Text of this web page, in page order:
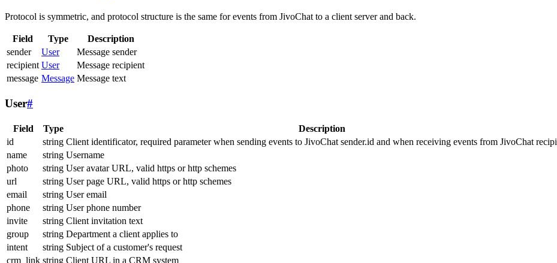
Protocol is symmetric, and protocol structure is the same for events from JivoChat to a client server and back.
Field Type
Description
sender
User
Message sender
recipient User
Message recipient
message Message Message text
User#
Field Type Description
id
string Client identificator, required parameter when sending events to JivoChat sender.id and when receiving events from JivoChat
name
string Username
photo
string User avatar URL, valid https or http schemes
url
string User page URL, valid https or http schemes
email
string User email
phone
string User phone number
invite
string Client invitation text
group
string Department a client applies to
intent
string Subject of a customer's request
crm_link string Client URL in a CRM system